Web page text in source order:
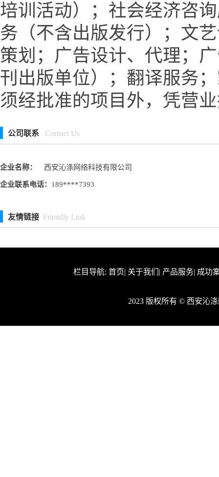
培训活动）；社会经济咨
务（不含出版发行）；文
策划；广告设计、代理；
刊出版单位）；翻译服务
须经批准的项目外，凭营
公司联系 Contact Us
企业名称： 西安沁涤网络科技有限公司
企业联系电话： 189****7393
友情链接 Friendly Link
栏目导航: 首页| 关于我们 | 产品服务| 成功
2023 版权所有 © 西安沁